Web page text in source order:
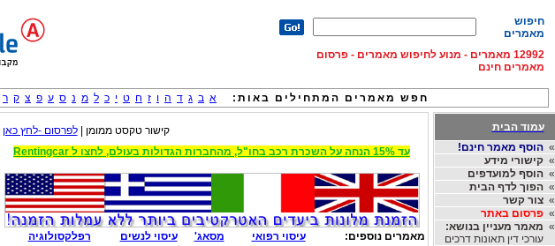
חיפוש
מאמרים
12992 מאמרים - מנוע לחיפוש מאמרים - פרסום
מאמרים חינם
חפש מאמרים המתחילים באות: א ב ג ד ה ו ז ח ט י כ ל מ נ ס ע פ צ ק ר
עמוד הבית
»הוסף מאמר חינם!
»קישורי מידע
»הוסף למועדפים
»הפוך לדף הבית
»צור קשר
»פרסום באתר
» מאמר מעניין בנושא:
עורכי דין תאונות דרכים
קישור טקסט ממומן |לפרסום -לחץ כאן
עד 15% הנחה על השכרת רכב בחו"ל, מהחברות הגדולות בעולם, לחצו ל Rentingcar
מאמרים נוספים: עיסוי רפואי מסאג' עיסוי לנשים
רפלקסולוגיה